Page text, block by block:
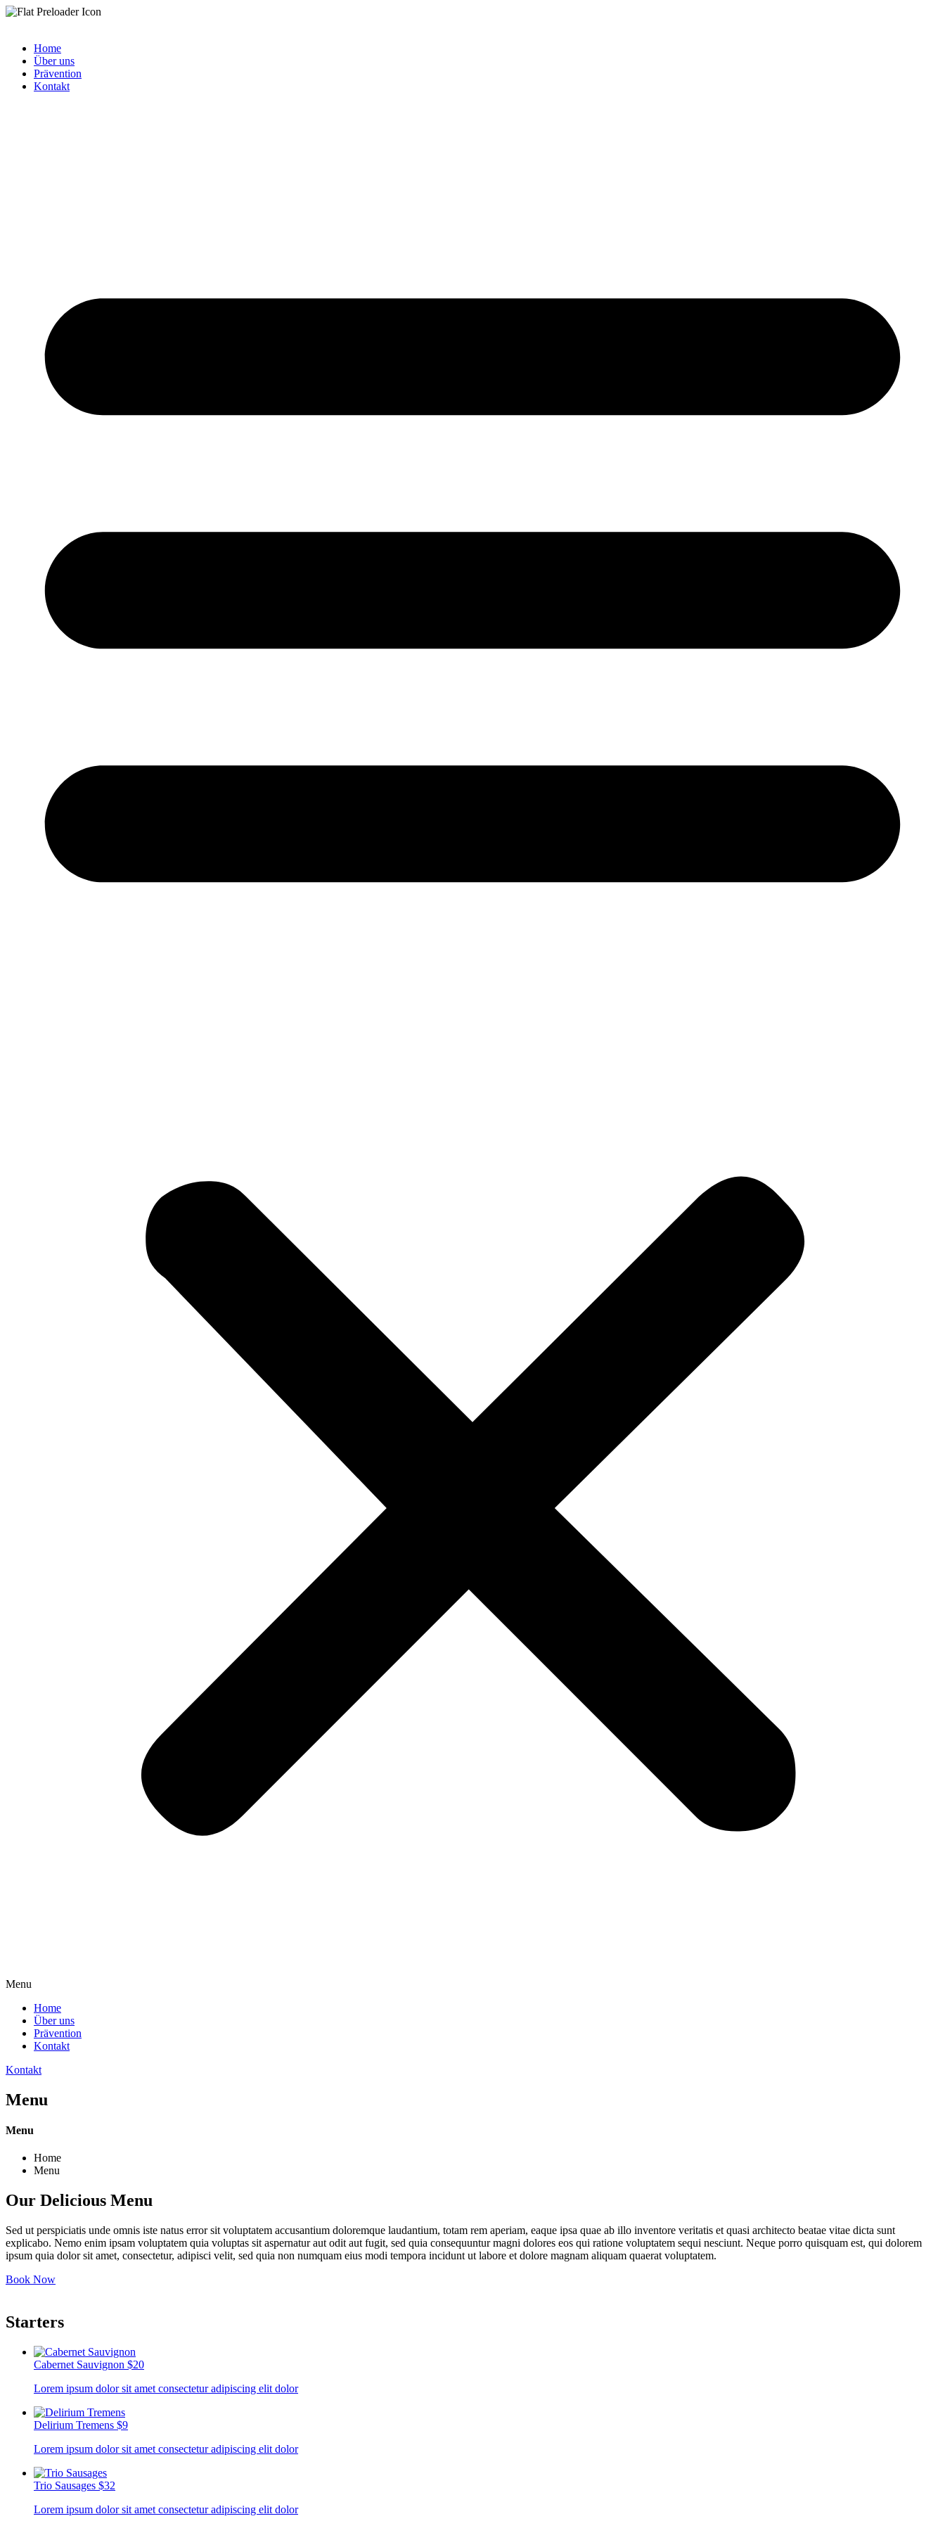
Home
Über uns
Prävention
Kontakt
Menu
Home
Über uns
Prävention
Kontakt
Kontakt
Menu
Menu
Home
Menu
Our Delicious Menu
Sed ut perspiciatis unde omnis iste natus error sit voluptatem accusantium doloremque laudantium, totam rem aperiam, eaque ipsa quae ab illo inventore veritatis et quasi architecto beatae vitae dicta sunt
explicabo. Nemo enim ipsam voluptatem quia voluptas sit aspernatur aut odit aut fugit, sed quia consequuntur magni dolores eos qui ratione voluptatem sequi nesciunt. Neque porro quisquam est, qui dolorem
ipsum quia dolor sit amet, consectetur, adipisci velit, sed quia non numquam eius modi tempora incidunt ut labore et dolore magnam aliquam quaerat voluptatem.
Book Now
Starters
Cabernet Sauvignon $20
Lorem ipsum dolor sit amet consectetur adipiscing elit dolor
Delirium Tremens $9
Lorem ipsum dolor sit amet consectetur adipiscing elit dolor
Trio Sausages $32
Lorem ipsum dolor sit amet consectetur adipiscing elit dolor